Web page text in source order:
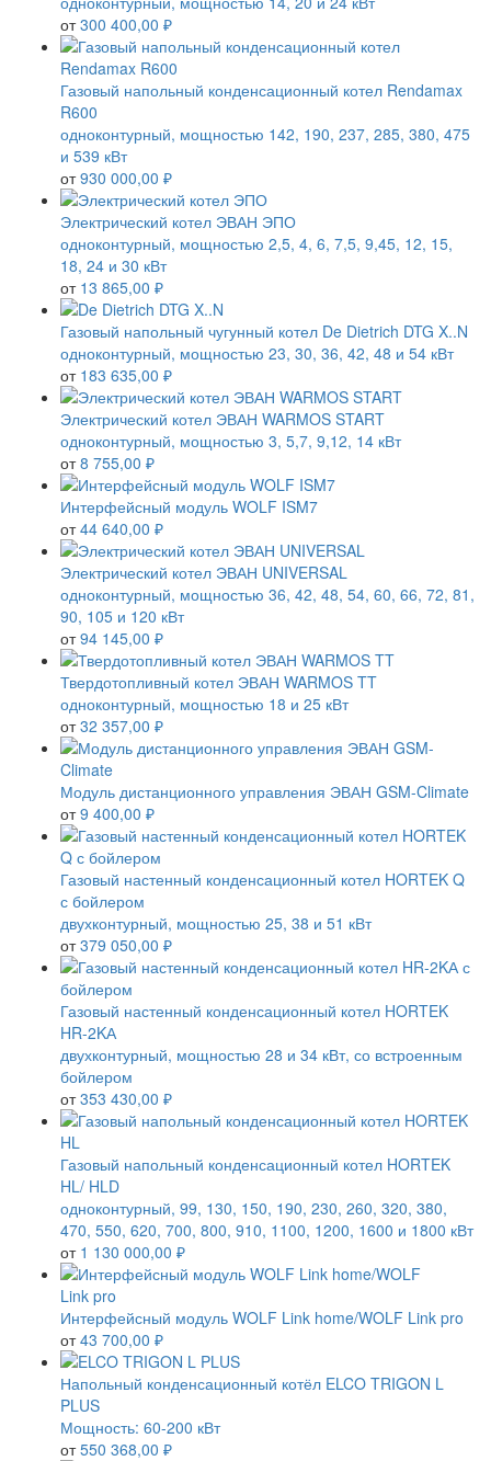
от 300 400,00 ₽
Газовый напольный конденсационный котел Rendamax
R600
одноконтурный, мощностью 142, 190, 237, 285, 380, 475
и 539 кВт
от 930 000,00 ₽
Электрический котел ЭВАН ЭПО
одноконтурный, мощностью 2,5, 4, 6, 7,5, 9,45, 12, 15,
18, 24 и 30 кВт
от 13 865,00 ₽
Газовый напольный чугунный котел De Dietrich DTG X..N
одноконтурный, мощностью 23, 30, 36, 42, 48 и 54 кВт
от 183 635,00 ₽
Электрический котел ЭВАН WARMOS START
одноконтурный, мощностью 3, 5,7, 9,12, 14 кВт
от 8 755,00 ₽
Интерфейсный модуль WOLF ISM7
от 44 640,00 ₽
Электрический котел ЭВАН UNIVERSAL
одноконтурный, мощностью 36, 42, 48, 54, 60, 66, 72, 81,
90, 105 и 120 кВт
от 94 145,00 ₽
Твердотопливный котел ЭВАН WARMOS TT
одноконтурный, мощностью 18 и 25 кВт
от 32 357,00 ₽
Модуль дистанционного управления ЭВАН GSM-Climate
от 9 400,00 ₽
Газовый настенный конденсационный котел HORTEK Q
с бойлером
двухконтурный, мощностью 25, 38 и 51 кВт
от 379 050,00 ₽
Газовый настенный конденсационный котел HORTEK
HR-2KА
двухконтурный, мощностью 28 и 34 кВт, со встроенным
бойлером
от 353 430,00 ₽
Газовый напольный конденсационный котел HORTEK
HL/ HLD
одноконтурный, 99, 130, 150, 190, 230, 260, 320, 380,
470, 550, 620, 700, 800, 910, 1100, 1200, 1600 и 1800 кВт
от 1 130 000,00 ₽
Интерфейсный модуль WOLF Link home/WOLF Link pro
от 43 700,00 ₽
Напольный конденсационный котёл ELCO TRIGON L
PLUS
Мощность: 60-200 кВт
от 550 368,00 ₽